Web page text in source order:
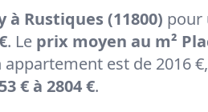
à Rustiques (11800) pour
. Le prix moyen au m²
est de 2016
€ à 2804 €.